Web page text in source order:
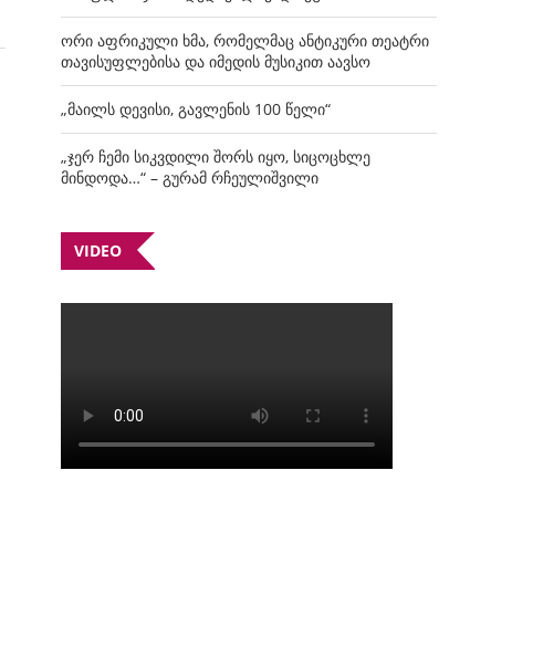
ორი აფრიკული ხმა, რომელმაც ანტიკური თეატრი
თავისუფლებისა და იმედის მუსიკით აავსო
„მაილს დევისი, გავლენის 100 წელი“
„ჯერ ჩემი სიკვდილი შორს იყო, სიცოცხლე
მინდოდა…“ – გურამ რჩეულიშვილი
VIDEO